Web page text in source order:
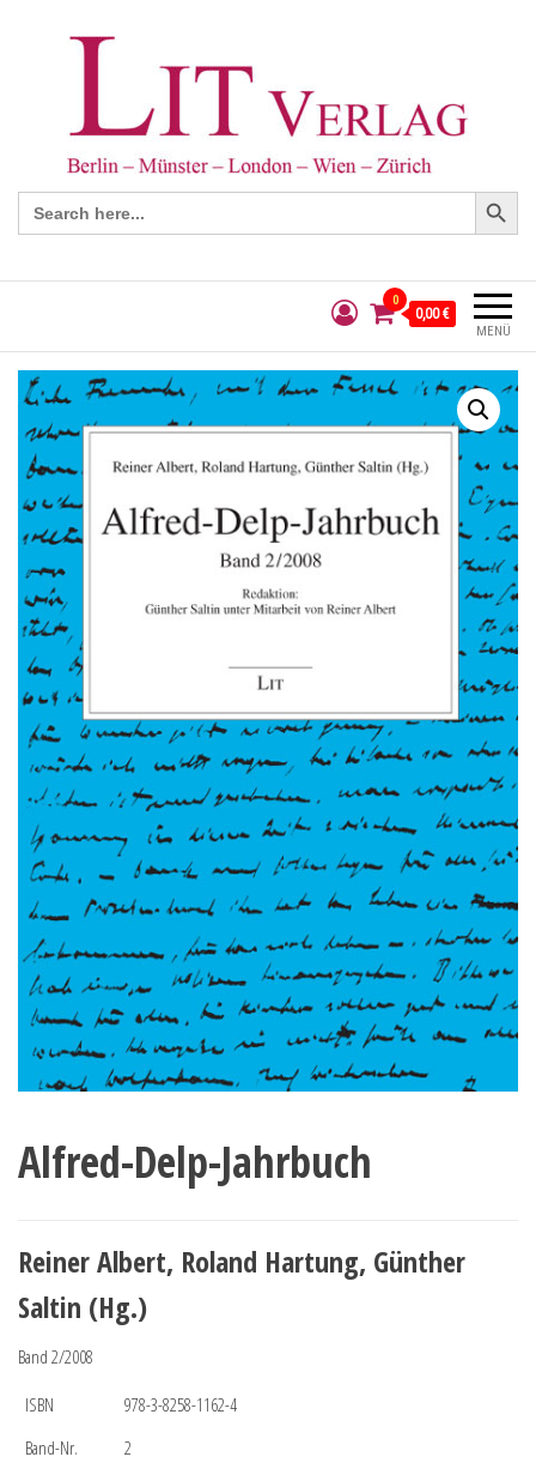
Search
for:
Search Button
MENÜ
0
0,00 €
Alfred-Delp-Jahrbuch
Reiner Albert, Roland Hartung, Günther
Saltin (Hg.)
Band 2/2008
ISBN
978-3-8258-1162-4
Band-Nr.
2